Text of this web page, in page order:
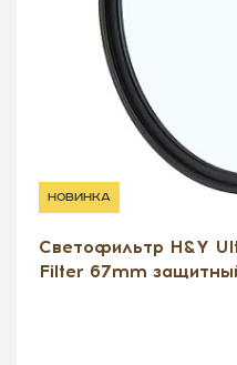
новинка
Светофильтр H&Y
Filter 67mm